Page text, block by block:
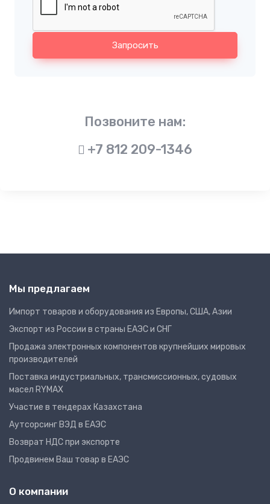
Запросить
Позвоните нам:
+7 812 209-1346
Мы предлагаем
Импорт товаров и оборудования из Европы, США, Азии
Экспорт из России в страны ЕАЭС и СНГ
Продажа электронных компонентов крупнейших мировых
производителей
Поставка индустриальных, трансмиссионных, судовых
масел RYMAX
Участие в тендерах Казахстана
Аутсорсинг ВЭД в ЕАЭС
Возврат НДС при экспорте
Продвинем Ваш товар в ЕАЭС
О компании